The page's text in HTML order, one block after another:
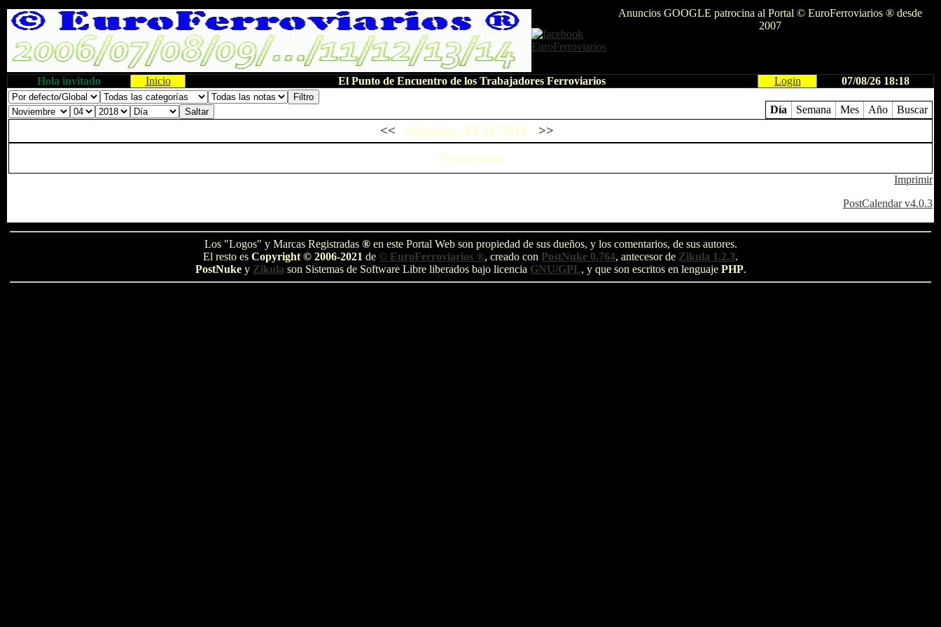
Anuncios GOOGLE patrocina al Portal © EuroFerroviarios ® desde
2007
Hola invitado Inicio El Punto de Encuentro de los Trabajadores Ferroviarios Login 07/08/26 18:18
Día Semana Mes Año Buscar
<< domingo, 04-11-2018 >>
No hay notas
Imprimir
PostCalendar v4.0.3
Los "Logos" y Marcas Registradas ®en este Portal Web son propiedad de sus dueños, y los comentarios, de sus autores.
El resto es Copyright © 2006-2021 de © EuroFerroviarios ®, creado con PostNuke 0.764, antecesor de Zikula 1.2.3.
PostNukey Zikula son Sistemas de Software Libre liberados bajo licencia GNU/GPL, y que son escritos en lenguaje PHP.